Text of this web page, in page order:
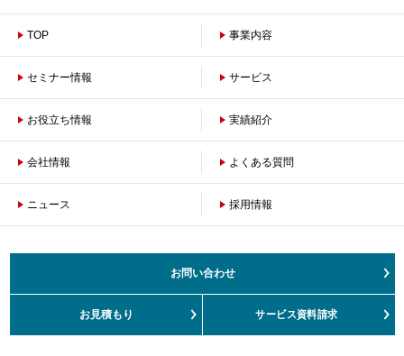
TOP 事業内容
セミナー情報 サービス
保険者のお客さまへ 企業のお客さまへ
お役立ち情報 実績紹介
会社情報
会社概要 沿革
よくある質問
ニュース 採用情報
お問い合わせ
お見積もり サービス資料請求